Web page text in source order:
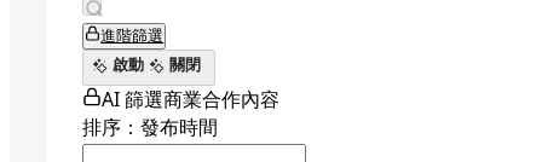
進階篩選
啟動
關閉
AI 篩選商業合作內容
排序：發布時間